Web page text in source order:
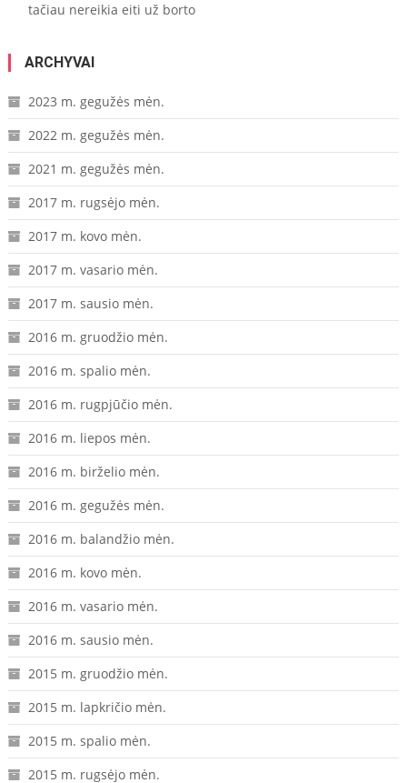
tačiau nereikia eiti už borto
ARCHYVAI
2023 m. gegužės mėn.
2022 m. gegužės mėn.
2021 m. gegužės mėn.
2017 m. rugsėjo mėn.
2017 m. kovo mėn.
2017 m. vasario mėn.
2017 m. sausio mėn.
2016 m. gruodžio mėn.
2016 m. spalio mėn.
2016 m. rugpjūčio mėn.
2016 m. liepos mėn.
2016 m. birželio mėn.
2016 m. gegužės mėn.
2016 m. balandžio mėn.
2016 m. kovo mėn.
2016 m. vasario mėn.
2016 m. sausio mėn.
2015 m. gruodžio mėn.
2015 m. lapkričio mėn.
2015 m. spalio mėn.
2015 m. rugsėjo mėn.